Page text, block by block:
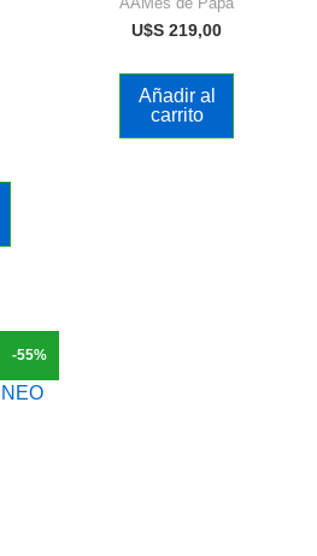
U$S 219,00
Añadir al
carrito
-55%